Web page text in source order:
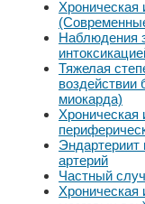
Хроническая
Наблюдения
Тяжелая
воздействии
миокарда)
Хроническая
Эндартериит
артерий
Частный
Хроническая